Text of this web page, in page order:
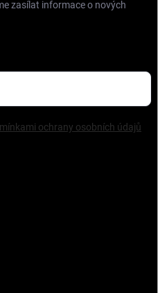
zasílat informace o nových
ochrany osobních údajů